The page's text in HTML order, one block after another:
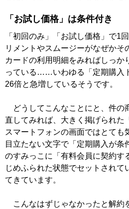
「お試し価格」は条件付き
「初回のみ」「お試し価格」で1
リメントやスムージーがなぜかそ
カードの利用明細をみればしっか
っている……いわゆる「定期購入
26倍と急増しているそうです。
どうしてこんなことにと、件の
直してみれば、大きく掲げられた
スマートフォンの画面ではとても
目立たない文字で「定期購入が条
のすみっこに「有料会員に契約す
じめふられた状態でセットされて
てきています。
こんなはずじゃなかったと解約